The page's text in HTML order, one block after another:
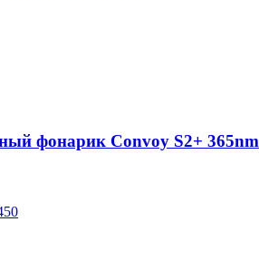
фонарик Convoy S2+ 365nm